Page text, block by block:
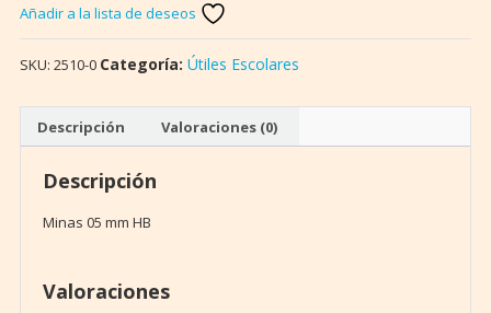
mm
HB
Isofit
Añadir a la lista de deseos
SKU: 2510-0 Categoría: Útiles Escolares
Descripción Valoraciones (0)
Descripción
Minas 05 mm HB
Valoraciones